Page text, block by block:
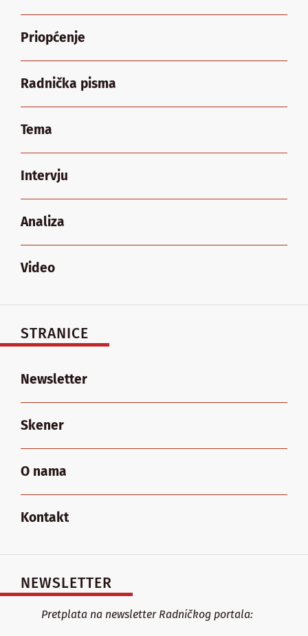
Priopćenje
Radnička pisma
Tema
Intervju
Analiza
Video
STRANICE
Newsletter
Skener
O nama
Kontakt
NEWSLETTER
Pretplata na newsletter Radničkog portala: